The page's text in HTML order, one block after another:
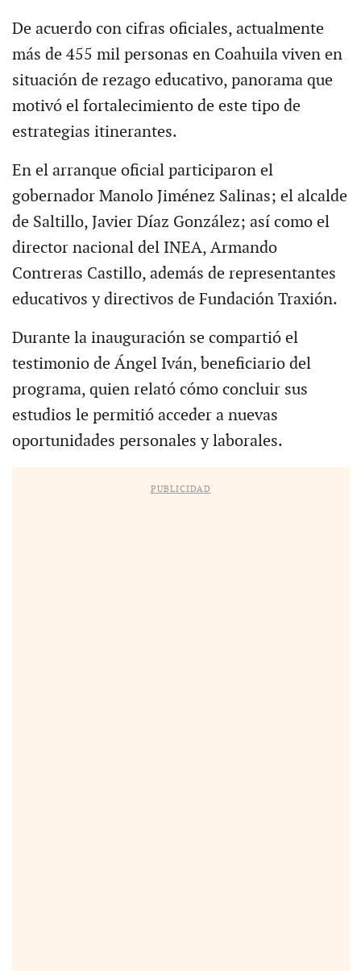
De acuerdo con cifras oficiales, actualmente
más de 455 mil personas en Coahuila viven en
situación de rezago educativo, panorama que
motivó el fortalecimiento de este tipo de
estrategias itinerantes.
En el arranque oficial participaron el
gobernador Manolo Jiménez Salinas; el alcalde
de Saltillo, Javier Díaz González; así como el
director nacional del INEA, Armando
Contreras Castillo, además de representantes
educativos y directivos de Fundación Traxión.
Durante la inauguración se compartió el
testimonio de Ángel Iván, beneficiario del
programa, quien relató cómo concluir sus
estudios le permitió acceder a nuevas
oportunidades personales y laborales.
PUBLICIDAD